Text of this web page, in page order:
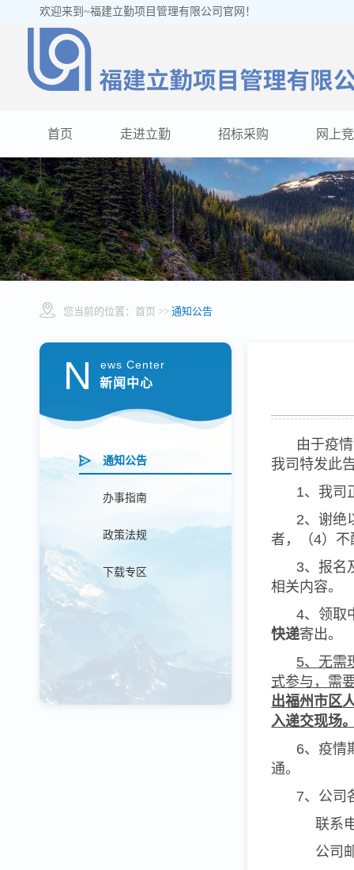
欢迎来到~福建立勤项目管理有限公司官网！
首页 走进立勤 招标采购 网上
您当前的位置： 首页 >> 通知公告
N ews Center
新闻中心
通知公告
办事指南
政策法规
下载专区
由于疫
我司特发此
1、我司
2、谢绝
者，（4）不
3、报名
相关内容。
4、领取
快递寄出。
5、无需
式参与，需
出福州市区
入递交现场
6、疫情
通。
7、公司
联系
公司